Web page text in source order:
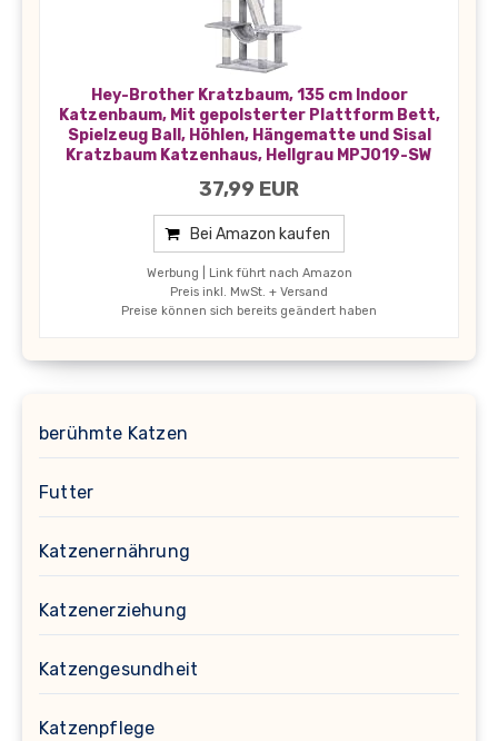
Hey-Brother Kratzbaum, 135 cm Indoor
Katzenbaum, Mit gepolsterter Plattform Bett,
Spielzeug Ball, Höhlen, Hängematte und Sisal
Kratzbaum Katzenhaus, Hellgrau MPJ019-SW
37,99 EUR
Bei Amazon kaufen
Werbung | Link führt nach Amazon
Preis inkl. MwSt. + Versand
Preise können sich bereits geändert haben
berühmte Katzen
Futter
Katzenernährung
Katzenerziehung
Katzengesundheit
Katzenpflege